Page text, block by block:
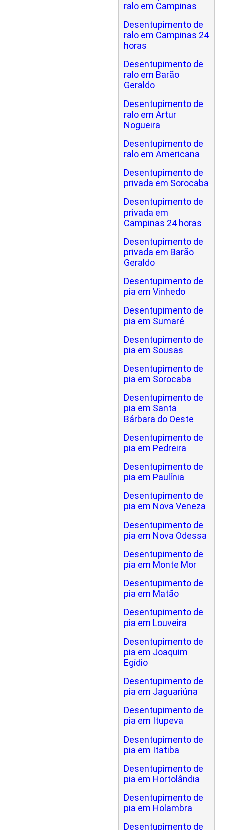
ralo em Campinas
Desentupimento de
ralo em Campinas 24
horas
Desentupimento de
ralo em Barão
Geraldo
Desentupimento de
ralo em Artur
Nogueira
Desentupimento de
ralo em Americana
Desentupimento de
privada em Sorocaba
Desentupimento de
privada em
Campinas 24 horas
Desentupimento de
privada em Barão
Geraldo
Desentupimento de
pia em Vinhedo
Desentupimento de
pia em Sumaré
Desentupimento de
pia em Sousas
Desentupimento de
pia em Sorocaba
Desentupimento de
pia em Santa
Bárbara do Oeste
Desentupimento de
pia em Pedreira
Desentupimento de
pia em Paulínia
Desentupimento de
pia em Nova Veneza
Desentupimento de
pia em Nova Odessa
Desentupimento de
pia em Monte Mor
Desentupimento de
pia em Matão
Desentupimento de
pia em Louveira
Desentupimento de
pia em Joaquim
Egídio
Desentupimento de
pia em Jaguariúna
Desentupimento de
pia em Itupeva
Desentupimento de
pia em Itatiba
Desentupimento de
pia em Hortolândia
Desentupimento de
pia em Holambra
Desentupimento de